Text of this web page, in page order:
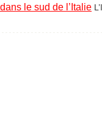
le sud de l’Italie